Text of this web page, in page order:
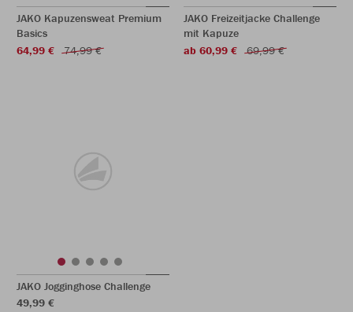
JAKO Kapuzensweat Premium
Basics
64,99 €
74,99 €
JAKO Freizeitjacke Challenge
mit Kapuze
ab 60,99 €
69,99 €
JAKO Jogginghose Challenge
49,99 €